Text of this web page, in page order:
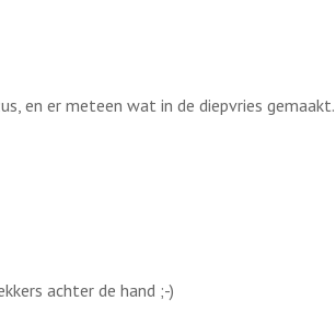
en er meteen wat in de diepvries gemaakt.
achter de hand ;-)